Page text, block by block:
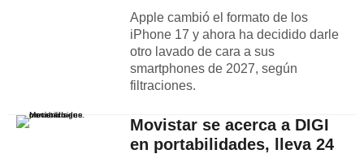
Apple cambió el formato de los
iPhone 17 y ahora ha decidido darle
otro lavado de cara a sus
smartphones de 2027, según
filtraciones.
Movistar se acerca a DIGI
en portabilidades, lleva 24